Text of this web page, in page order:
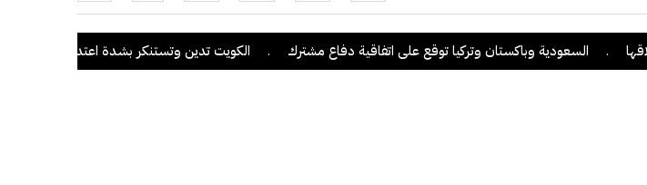
السعودية وباكستان وتركيا توقع على اتفاقية دفاع مشترك . الكويت تدين وتستنكر بشدة اعتداءات ميليشيا الحوثي